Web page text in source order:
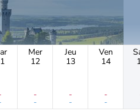
Mer
12
-
-
Jeu
13
-
-
Ven
14
-
-